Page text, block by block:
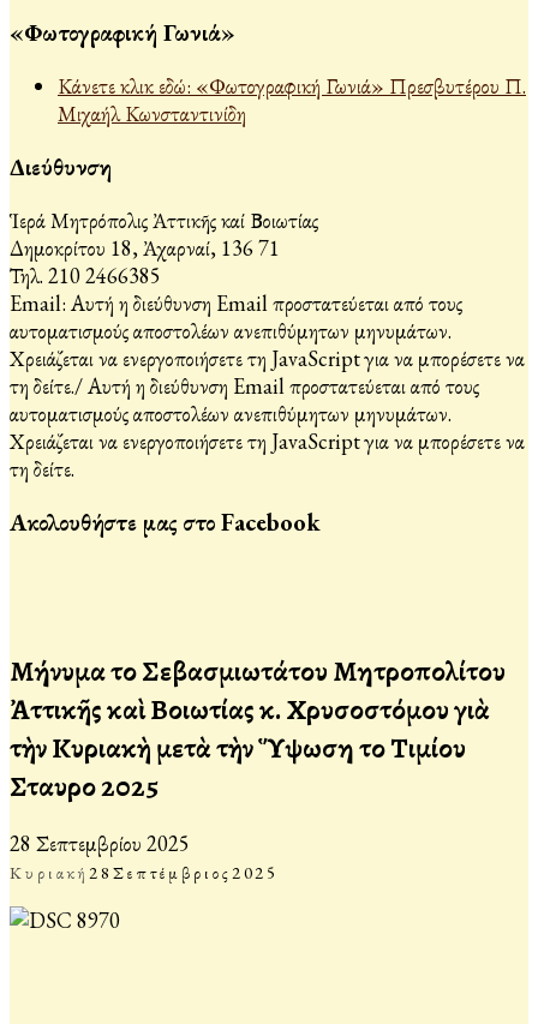
«Φωτογραφική Γωνιά»
Κάνετε κλικ εδώ: «Φωτογραφική Γωνιά» Πρεσβυτέρου Π.
Μιχαήλ Κωνσταντινίδη
Διεύθυνση
Ἱερά Μητρόπολις Ἀττικῆς καί Βοιωτίας
Δημοκρίτου 18, Ἀχαρναί, 136 71
Τηλ. 210 2466385
Email: Αυτή η διεύθυνση Email προστατεύεται από τους
αυτοματισμούς αποστολέων ανεπιθύμητων μηνυμάτων.
Χρειάζεται να ενεργοποιήσετε τη JavaScript για να μπορέσετε να
τη δείτε./Αυτή η διεύθυνση Email προστατεύεται από τους
αυτοματισμούς αποστολέων ανεπιθύμητων μηνυμάτων.
Χρειάζεται να ενεργοποιήσετε τη JavaScript για να μπορέσετε να
τη δείτε.
Ακολουθήστε μας στο Facebook
Μήνυμα τοῦ Σεβασμιωτάτου Μητροπολίτου
Ἀττικῆς καὶ Βοιωτίας κ. Χρυσοστόμου γιὰ
τὴν Κυριακὴ μετὰ τὴν Ὕψωση τοῦ Τιμίου
Σταυροῦ 2025
28 Σεπτεμβρίου 2025
Κυριακή28 Σεπτέμβριος2025